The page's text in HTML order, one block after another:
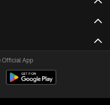
Official App